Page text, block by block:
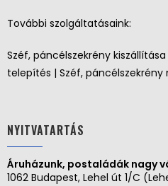
További szolgáltatásaink:
Széf, páncélszekrény
telepítés | Széf, páncélszekrény
NYITVATARTÁS
Áruházunk, postaládák nagy
1062 Budapest, Lehel út 1/C